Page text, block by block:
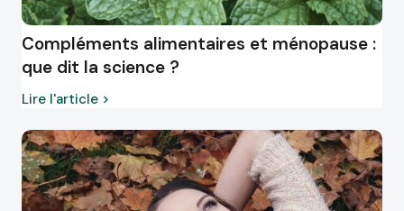
Compléments alimentaires et ménopause :
que dit la science ?
Lire l'article >